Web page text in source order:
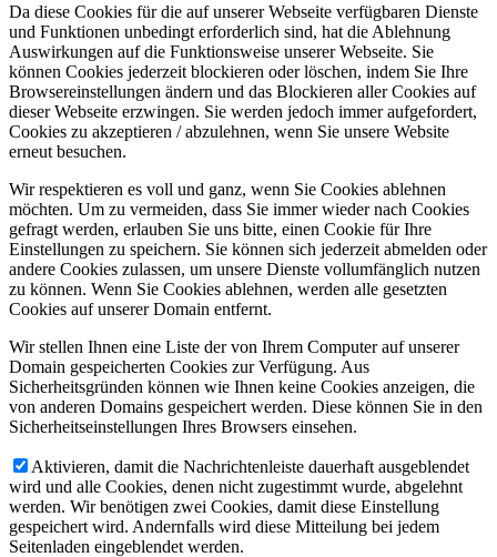
Da diese Cookies für die auf unserer Webseite verfügbaren Dienste
und Funktionen unbedingt erforderlich sind, hat die Ablehnung
Auswirkungen auf die Funktionsweise unserer Webseite. Sie
können Cookies jederzeit blockieren oder löschen, indem Sie Ihre
Browsereinstellungen ändern und das Blockieren aller Cookies auf
dieser Webseite erzwingen. Sie werden jedoch immer aufgefordert,
Cookies zu akzeptieren / abzulehnen, wenn Sie unsere Website
erneut besuchen.
Wir respektieren es voll und ganz, wenn Sie Cookies ablehnen
möchten. Um zu vermeiden, dass Sie immer wieder nach Cookies
gefragt werden, erlauben Sie uns bitte, einen Cookie für Ihre
Einstellungen zu speichern. Sie können sich jederzeit abmelden oder
andere Cookies zulassen, um unsere Dienste vollumfänglich nutzen
zu können. Wenn Sie Cookies ablehnen, werden alle gesetzten
Cookies auf unserer Domain entfernt.
Wir stellen Ihnen eine Liste der von Ihrem Computer auf unserer
Domain gespeicherten Cookies zur Verfügung. Aus
Sicherheitsgründen können wie Ihnen keine Cookies anzeigen, die
von anderen Domains gespeichert werden. Diese können Sie in den
Sicherheitseinstellungen Ihres Browsers einsehen.
Aktivieren, damit die Nachrichtenleiste dauerhaft ausgeblendet
wird und alle Cookies, denen nicht zugestimmt wurde, abgelehnt
werden. Wir benötigen zwei Cookies, damit diese Einstellung
gespeichert wird. Andernfalls wird diese Mitteilung bei jedem
Seitenladen eingeblendet werden.